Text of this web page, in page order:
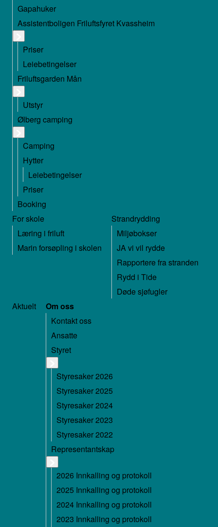
Gapahuker
Assistentboligen Friluftsfyret Kvassheim
Priser
Leiebetingelser
Friluftsgarden Mån
Utstyr
Ølberg camping
Camping
Hytter
Leiebetingelser
Priser
Booking
For skole
Læring i friluft
Marin forsøpling i skolen
Strandrydding
Miljøbokser
JA vi vil rydde
Rapportere fra stranden
Rydd i Tide
Døde sjøfugler
Aktuelt
Om oss
Kontakt oss
Ansatte
Styret
Styresaker 2026
Styresaker 2025
Styresaker 2024
Styresaker 2023
Styresaker 2022
Representantskap
2026 Innkalling og protokoll
2025 Innkalling og protokoll
2024 Innkalling og protokoll
2023 Innkalling og protokoll